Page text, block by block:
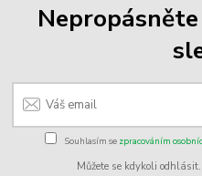
Souhlasím se zpracováním
Můžete se kdykoli